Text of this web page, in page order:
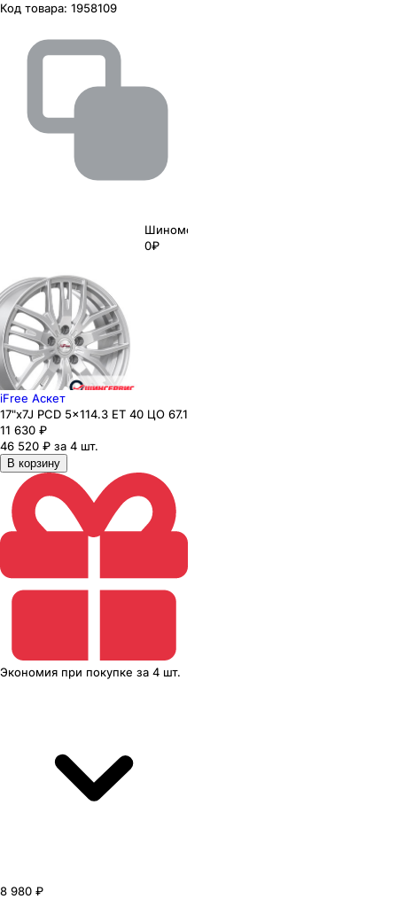
Код товара: 1958109
Шиномонтаж
0₽
iFree Аскет
17"x7J PCD 5x114.3 ЕТ 40 ЦО 67.1
11 630 ₽
46 520 ₽ за 4 шт.
В корзину
Экономия при покупке за 4 шт.
8 980 ₽